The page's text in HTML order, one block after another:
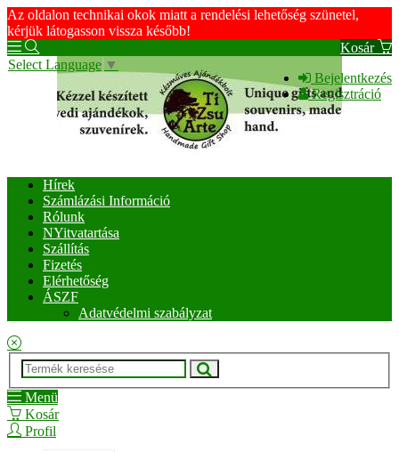
Az oldalon technikai okok miatt a rendelési lehetőség szünetel,
kérjük látogasson vissza később!
Kosár
Bejelentkezés
Regisztráció
Select Language ▼
Hírek
Számlázási Információ
Rólunk
NYitvatartása
Szállítás
Fizetés
Elérhetőség
ÁSZF
Adatvédelmi szabályzat
Menü
Kosár
Profil